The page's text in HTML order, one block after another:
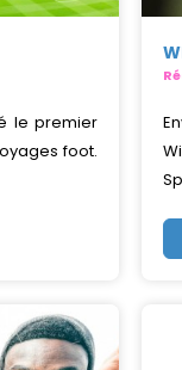
le premier
foot.